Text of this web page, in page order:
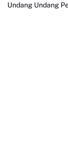
Undang Undang